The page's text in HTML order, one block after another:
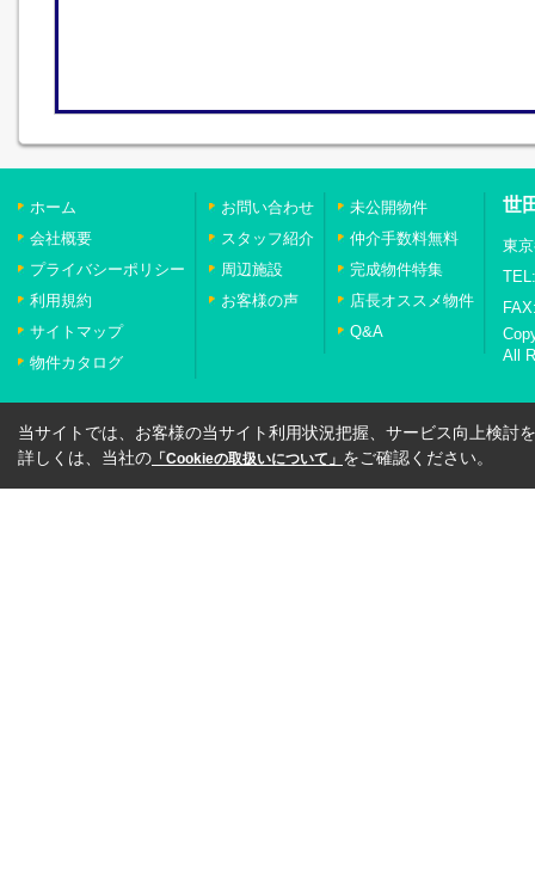
ホーム
会社概要
プライバシーポリシー
利用規約
サイトマップ
物件カタログ
お問い合わせ
スタッフ紹介
周辺施設
お客様の声
未公開物件
仲介手数料無料
完成物件特集
店長オススメ物件
Q&A
世
東
All
当サイトでは、お客様の当サイト利用状況把握、サービス向上検討
詳しくは、当社の 「Cookieの取扱いについて」 をご確認ください。